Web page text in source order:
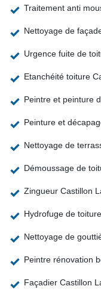
Traitement anti
Nettoyage de
Urgence fuite de
Etanchéité toiture
Peintre et peinture
Peinture et
Nettoyage de
Démoussage de
Zingueur Castillon
Hydrofuge de
Nettoyage de
Peintre rénovation
Façadier Castillon